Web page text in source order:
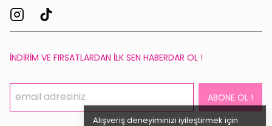
Alışveriş deneyiminizi iyileştirmek için
İNDİRİM VE FIRSATLARDAN İLK SEN HABERDAR OL !
ABONE OL !